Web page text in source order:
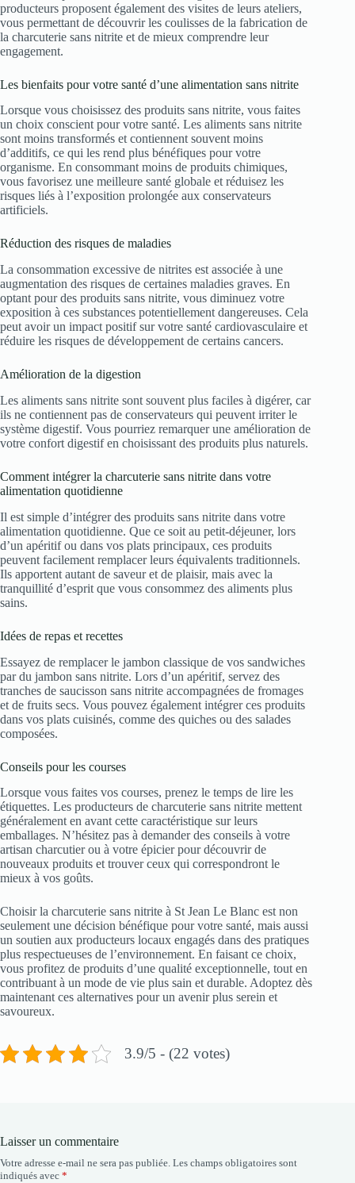
producteurs proposent également des visites de leurs ateliers,
vous permettant de découvrir les coulisses de la fabrication de
la charcuterie sans nitrite et de mieux comprendre leur
engagement.
Les bienfaits pour votre santé d’une alimentation sans nitrite
Lorsque vous choisissez des produits sans nitrite, vous faites
un choix conscient pour votre santé. Les aliments sans nitrite
sont moins transformés et contiennent souvent moins
d’additifs, ce qui les rend plus bénéfiques pour votre
organisme. En consommant moins de produits chimiques,
vous favorisez une meilleure santé globale et réduisez les
risques liés à l’exposition prolongée aux conservateurs
artificiels.
Réduction des risques de maladies
La consommation excessive de nitrites est associée à une
augmentation des risques de certaines maladies graves. En
optant pour des produits sans nitrite, vous diminuez votre
exposition à ces substances potentiellement dangereuses. Cela
peut avoir un impact positif sur votre santé cardiovasculaire et
réduire les risques de développement de certains cancers.
Amélioration de la digestion
Les aliments sans nitrite sont souvent plus faciles à digérer, car
ils ne contiennent pas de conservateurs qui peuvent irriter le
système digestif. Vous pourriez remarquer une amélioration de
votre confort digestif en choisissant des produits plus naturels.
Comment intégrer la charcuterie sans nitrite dans votre
alimentation quotidienne
Il est simple d’intégrer des produits sans nitrite dans votre
alimentation quotidienne. Que ce soit au petit-déjeuner, lors
d’un apéritif ou dans vos plats principaux, ces produits
peuvent facilement remplacer leurs équivalents traditionnels.
Ils apportent autant de saveur et de plaisir, mais avec la
tranquillité d’esprit que vous consommez des aliments plus
sains.
Idées de repas et recettes
Essayez de remplacer le jambon classique de vos sandwiches
par du jambon sans nitrite. Lors d’un apéritif, servez des
tranches de saucisson sans nitrite accompagnées de fromages
et de fruits secs. Vous pouvez également intégrer ces produits
dans vos plats cuisinés, comme des quiches ou des salades
composées.
Conseils pour les courses
Lorsque vous faites vos courses, prenez le temps de lire les
étiquettes. Les producteurs de charcuterie sans nitrite mettent
généralement en avant cette caractéristique sur leurs
emballages. N’hésitez pas à demander des conseils à votre
artisan charcutier ou à votre épicier pour découvrir de
nouveaux produits et trouver ceux qui correspondront le
mieux à vos goûts.
Choisir la charcuterie sans nitrite à St Jean Le Blanc est non
seulement une décision bénéfique pour votre santé, mais aussi
un soutien aux producteurs locaux engagés dans des pratiques
plus respectueuses de l’environnement. En faisant ce choix,
vous profitez de produits d’une qualité exceptionnelle, tout en
contribuant à un mode de vie plus sain et durable. Adoptez dès
maintenant ces alternatives pour un avenir plus serein et
savoureux.
3.9/5 - (22 votes)
Laisser un commentaire
Votre adresse e-mail ne sera pas publiée. Les champs obligatoires sont
indiqués avec *